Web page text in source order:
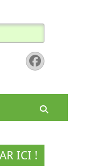
Facebook
ICI !